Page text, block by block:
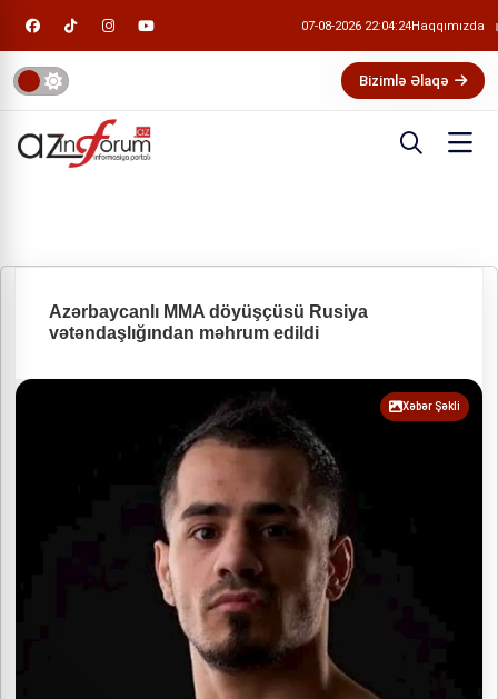
07-08-2026 22:04:24Haqqımızda
Bizimlə Əlaqə
Azərbaycanlı MMA döyüşçüsü Rusiya
vətəndaşlığından məhrum edildi
Xəbər Şəkli